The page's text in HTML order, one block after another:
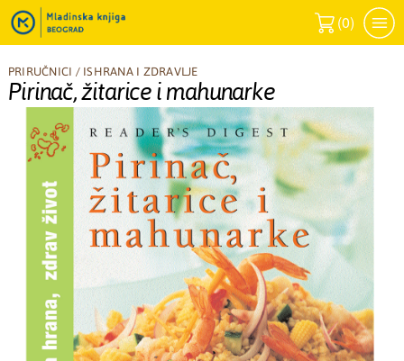
(0)
PRIRUČNICI / ISHRANA I ZDRAVLJE
Pirinač, žitarice i mahunarke